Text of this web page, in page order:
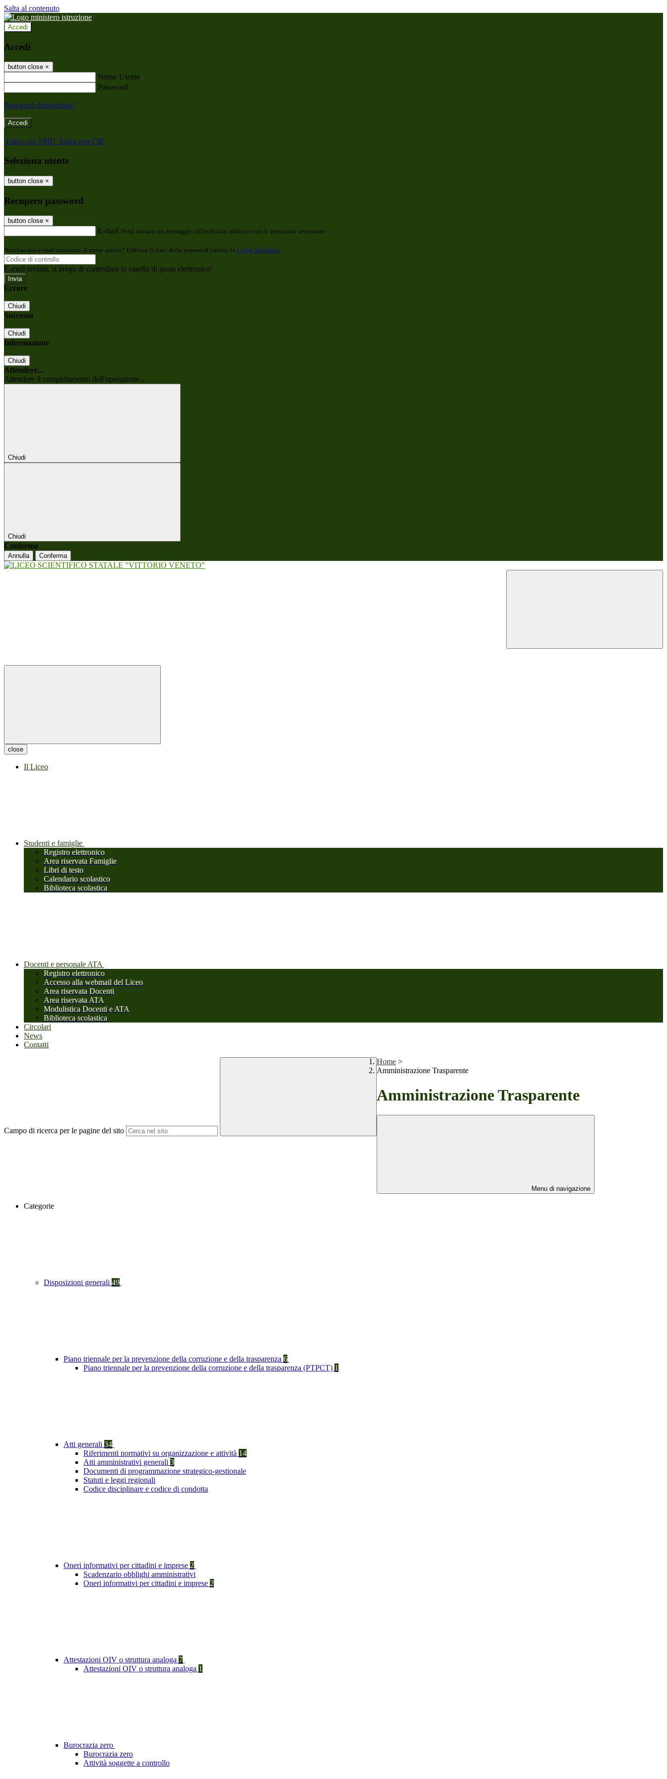
Salta al contenuto
Accedi
Accedi
button close ×
Nome Utente
Password
Password dimenticata?
-
Entra con SPID Entra con CIE
Seleziona utente
button close ×
Recupero password
button close ×
E-mail Verrà inviato un messaggio all'indirizzo indicato con le istruzioni necessarie.
Non hai una e-mail associata al nome utente? Effettua il reset della password tramite la Login Spaggiari
E-mail inviata, si prega di controllare la casella di posta elettronica!
Errore
Chiudi
Successo
Chiudi
Informazione
Chiudi
Attendere...
Attendere il completamento dell'operazione...
Chiudi
Chiudi
Conferma
Annulla Conferma
close
Il Liceo
Studenti e famiglie
Registro elettronico
Area riservata Famiglie
Libri di testo
Calendario scolastico
Biblioteca scolastica
Docenti e personale ATA
Registro elettronico
Accesso alla webmail del Liceo
Area riservata Docenti
Area riservata ATA
Modulistica Docenti e ATA
Biblioteca scolastica
Circolari
News
Contatti
Campo di ricerca per le pagine del sito
Home >
Amministrazione Trasparente
Amministrazione Trasparente
Menu di navigazione
Categorie
Disposizioni generali 49
Piano triennale per la prevenzione della corruzione e della trasparenza 6
Piano triennale per la prevenzione della corruzione e della trasparenza (PTPCT) 1
Atti generali 34
Riferimenti normativi su organizzazione e attività 14
Atti amministrativi generali 3
Documenti di programmazione strategico-gestionale
Statuti e leggi regionali
Codice disciplinare e codice di condotta
Oneri informativi per cittadini e imprese 2
Scadenzario obblighi amministrativi
Oneri informativi per cittadini e imprese 2
Attestazioni OIV o struttura analoga 7
Attestazioni OIV o struttura analoga 1
Burocrazia zero
Burocrazia zero
Attività soggette a controllo